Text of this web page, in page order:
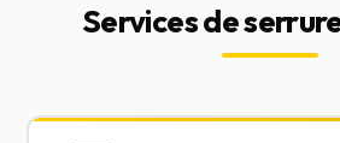
Services de